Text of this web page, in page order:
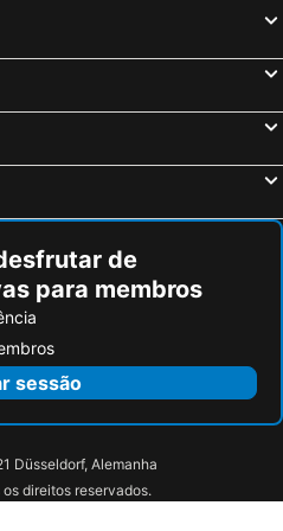
Šibenik, Sibenik-Knin Hotéis
de
para membros
sessão
Düsseldorf, Alemanha
direitos reservados.